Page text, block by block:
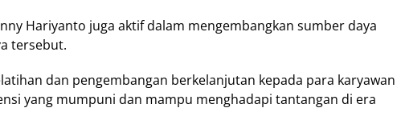
Hariyanto juga aktif dalam mengembangkan sumber daya
tersebut.
dan pengembangan berkelanjutan kepada para karyawan
yang mumpuni dan mampu menghadapi tantangan di era